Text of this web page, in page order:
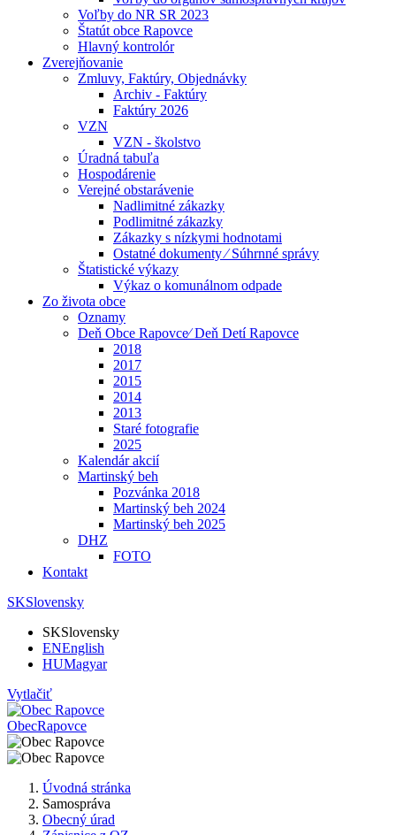
Voľby do NR SR 2023
Štatút obce Rapovce
Hlavný kontrolór
Zverejňovanie
Zmluvy, Faktúry, Objednávky
Archiv - Faktúry
Faktúry 2026
VZN
VZN - školstvo
Úradná tabuľa
Hospodárenie
Verejné obstarávenie
Nadlimitné zákazky
Podlimitné zákazky
Zákazky s nízkymi hodnotami
Ostatné dokumenty ⁄ Súhrnné správy
Štatistické výkazy
Výkaz o komunálnom odpade
Zo života obce
Oznamy
Deň Obce Rapovce⁄ Deň Detí Rapovce
2018
2017
2015
2014
2013
Staré fotografie
2025
Kalendár akcií
Martinský beh
Pozvánka 2018
Martinský beh 2024
Martinský beh 2025
DHZ
FOTO
Kontakt
SKSlovensky
SKSlovensky
ENEnglish
HUMagyar
Vytlačiť
ObecRapovce
Úvodná stránka
Samospráva
Obecný úrad